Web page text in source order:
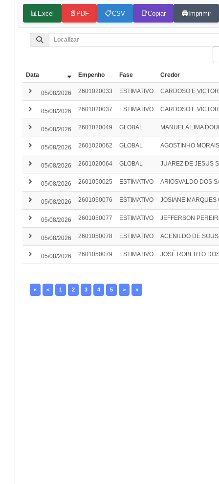
📊 Excel 📄 PDF 📋CSV 📑Copiar 🖨️Imprimir
Data Empenho Fase Credor
keyboard_arrow_right 05/08/2026 2601020033 ESTIMATIVO CARDOSO E
keyboard_arrow_right 05/08/2026 2601020037 ESTIMATIVO CARDOSO E
keyboard_arrow_right 05/08/2026 2601020049 GLOBAL MANUELA LIMA
keyboard_arrow_right 05/08/2026 2601020062 GLOBAL AGOSTINHO
keyboard_arrow_right 05/08/2026 2601020064 GLOBAL JUAREZ DE JESUS
keyboard_arrow_right 05/08/2026 2601050025 ESTIMATIVO ARIOSVALDO DOS
keyboard_arrow_right 05/08/2026 2601050076 ESTIMATIVO JOSIANE MARQUES
keyboard_arrow_right 05/08/2026 2601050077 ESTIMATIVO JEFFERSON
keyboard_arrow_right 05/08/2026 2601050078 ESTIMATIVO ACENILDO DE
keyboard_arrow_right 05/08/2026 2601050079 ESTIMATIVO JOSÉ ROBERTO
« < 1 2 3 4 5 > »